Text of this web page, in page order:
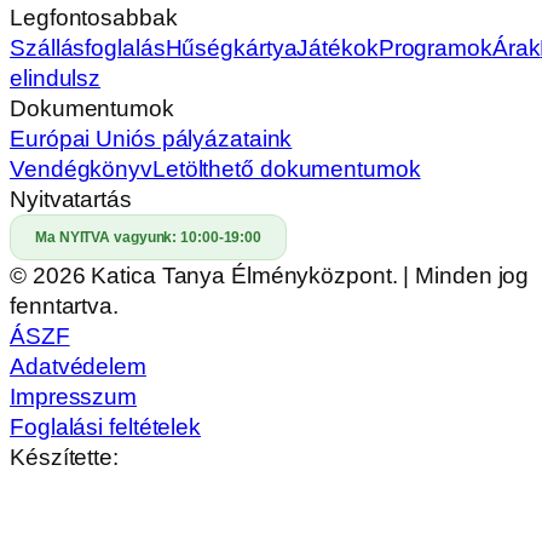
Legfontosabbak
SzállásfoglalásHűségkártyaJátékokProgramokÁrak
elindulsz
Dokumentumok
Európai Uniós pályázataink
VendégkönyvLetölthető dokumentumok
Nyitvatartás
Ma NYITVA vagyunk:10:00-19:00
© 2026 Katica Tanya Élményközpont. | Minden jog
fenntartva.
ÁSZF
Adatvédelem
Impresszum
Foglalási feltételek
Készítette: